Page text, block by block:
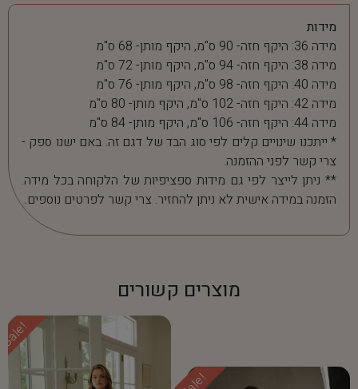
מידות
מידה 36: היקף חזה- 90 ס"מ, היקף מותן- 68 ס"מ
מידה 38: היקף חזה- 94 ס"מ, היקף מותן- 72 ס"מ
מידה 40: היקף חזה- 98 ס"מ, היקף מותן- 76 ס"מ
מידה 42: היקף חזה- 102 ס"מ, היקף מותן- 80 ס"מ
מידה 44: היקף חזה- 106 ס"מ, היקף מותן- 84 ס"מ
* ייתכנו שינויים קלים לפי סוג הבד של דגם זה. באם ישנו ספק -
צרי קשר לפני ההזמנה.
** ניתן לייצר לפי גם מידות ספציפיות של הלקוחה בכל מידה.
הזמנה במידה אישית לא ניתן להחזיר. צרי קשר לפרטים נוספים.
מוצרים קשורים